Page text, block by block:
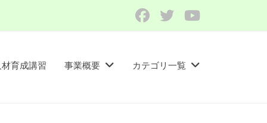
Facebook
TwitterYouTube
育成講習​ 事業概要 カテゴリ一覧